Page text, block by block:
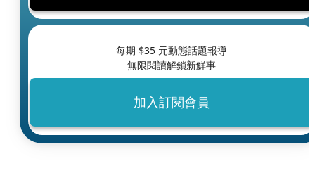
每期 $35 元動態話題報導
無限閱讀解鎖新鮮事
加入訂閱會員